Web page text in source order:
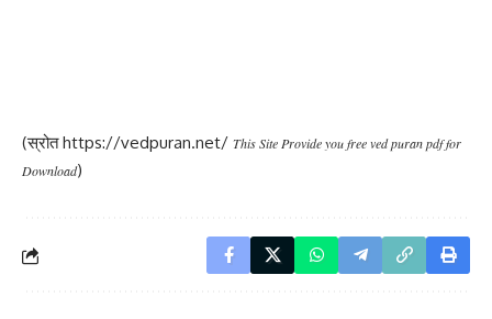
(स्रोतhttps://vedpuran.net/ This Site Provide you free ved puran pdf for
Download)